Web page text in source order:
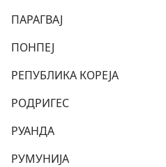
ПАРАГВАЈ
ПОНПЕЈ
РЕПУБЛИКА КОРЕЈА
РОДРИГЕС
РУАНДА
РУМУНИЈА